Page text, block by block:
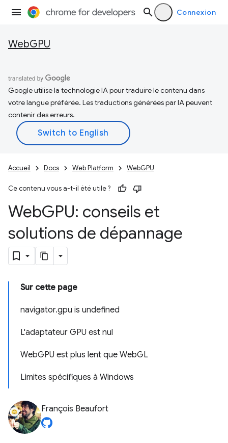
Connexion
WebGPU
Google utilise la technologie IA pour traduire le contenu dans
votre langue préférée. Les traductions générées par IA peuvent
contenir des erreurs.
Accueil Docs Web Platform WebGPU
Ce contenu vous a-t-il été utile ?
WebGPU: conseils et
solutions de dépannage
Sur cette page
navigator.gpu is undefined
L'adaptateur GPU est nul
WebGPU est plus lent que WebGL
Limites spécifiques à Windows
François Beaufort